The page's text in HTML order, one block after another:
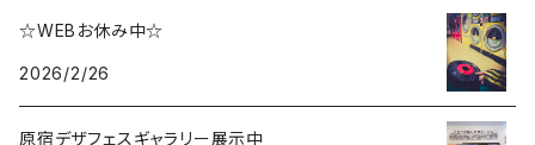
☆WEBお休み中☆
2026/2/26
原宿デザフェスギャラリー展示中